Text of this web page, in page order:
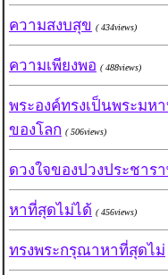
ความสงบสุข ( 434views)
ความเพียงพอ ( 488views)
พระองค์ทรงเป็นพระมห
ของโลก ( 506views)
ดวงใจของปวงประชาร
หาที่สุดไม่ได้ ( 456views)
ทรงพระกรุณาหาที่สุดไม่